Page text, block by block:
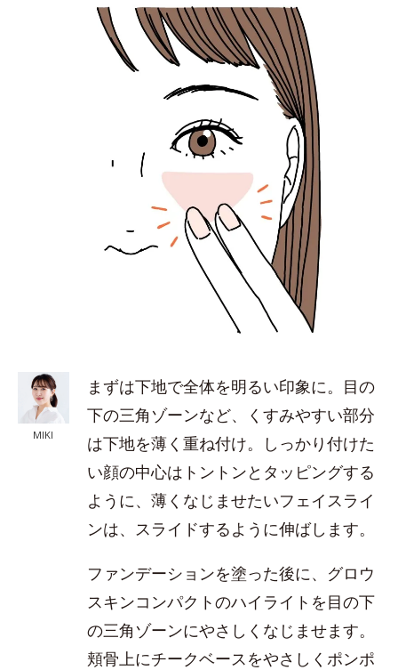
MIKI
まずは下地で全体を明るい印象に。目の
下の三角ゾーンなど、くすみやすい部分
は下地を薄く重ね付け。しっかり付けた
い顔の中心はトントンとタッピングする
ように、薄くなじませたいフェイスライ
ンは、スライドするように伸ばします。
ファンデーションを塗った後に、グロウ
スキンコンパクトのハイライトを目の下
の三角ゾーンにやさしくなじませます。
頬骨上にチークベースをやさしくポンポ